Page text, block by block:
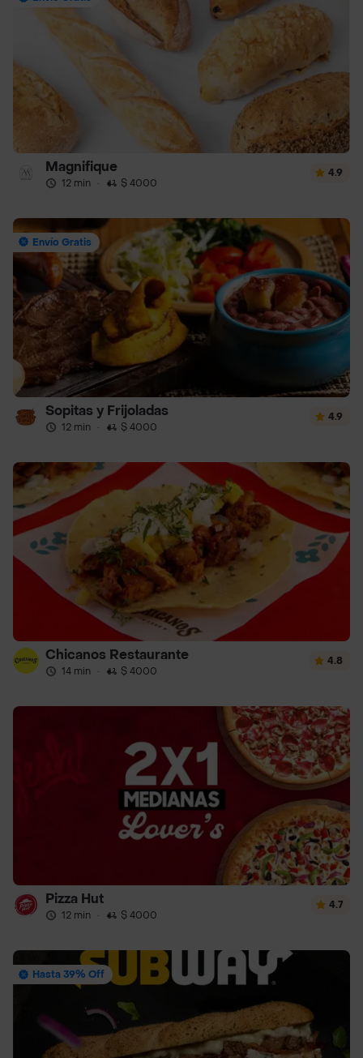
Magnifique
12 min · $ 4000
4.9
Envío Gratis
Sopitas y Frijoladas
12 min · $ 4000
4.9
Chicanos Restaurante
14 min · $ 4000
4.8
Pizza Hut
12 min · $ 4000
4.7
Hasta 39% Off